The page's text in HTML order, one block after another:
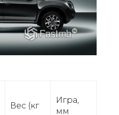
Вес (кг
Игра,
мм